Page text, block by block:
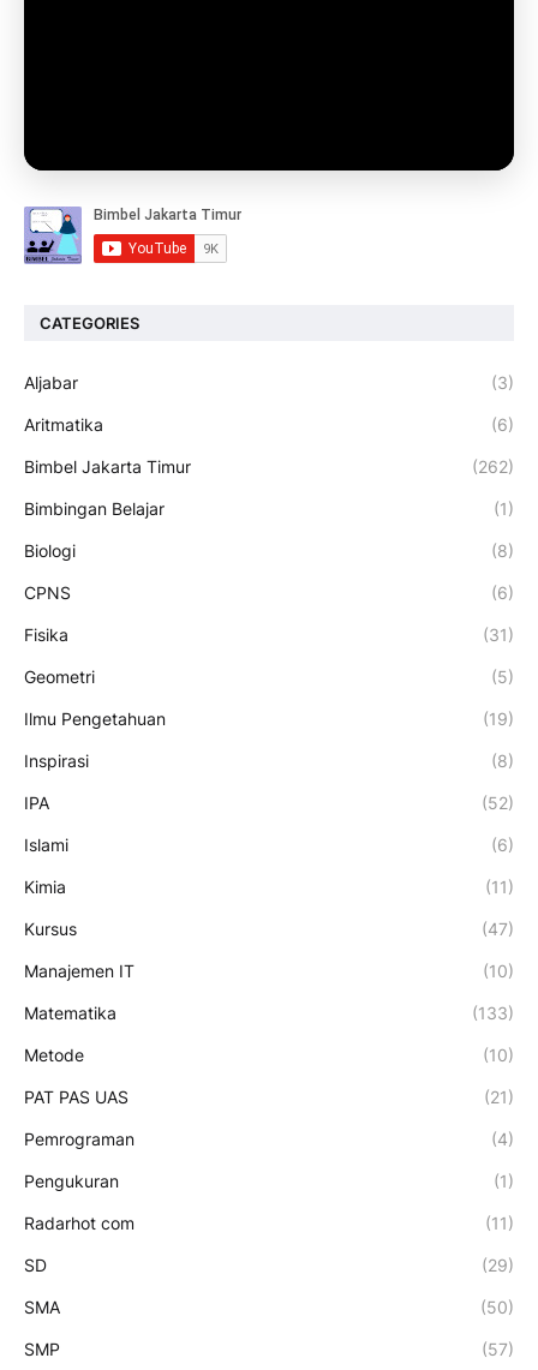
CATEGORIES
Aljabar (3)
Aritmatika (6)
Bimbel Jakarta Timur (262)
Bimbingan Belajar (1)
Biologi (8)
CPNS (6)
Fisika (31)
Geometri (5)
Ilmu Pengetahuan (19)
Inspirasi (8)
IPA (52)
Islami (6)
Kimia (11)
Kursus (47)
Manajemen IT (10)
Matematika (133)
Metode (10)
PAT PAS UAS (21)
Pemrograman (4)
Pengukuran (1)
Radarhot com (11)
SD (29)
SMA (50)
SMP (57)